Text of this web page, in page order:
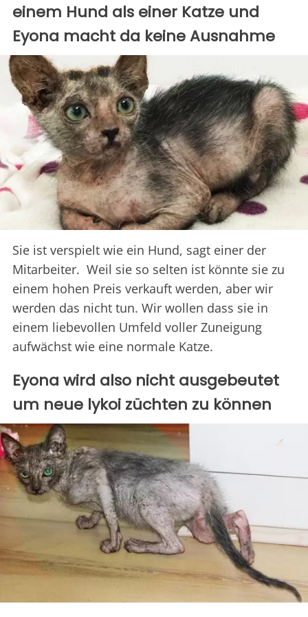
einem Hund als einer Katze und
Eyona macht da keine Ausnahme
Sie ist verspielt wie ein Hund, sagt einer der
Mitarbeiter. Weil sie so selten ist könnte sie zu
einem hohen Preis verkauft werden, aber wir
werden das nicht tun. Wir wollen dass sie in
einem liebevollen Umfeld voller Zuneigung
aufwächst wie eine normale Katze.
Eyona wird also nicht ausgebeutet
um neue lykoi züchten zu können